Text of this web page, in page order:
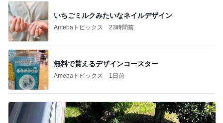
いちごミルクみたいなネイルデザイン
Amebaトピックス 23時間前
無料で貰えるデザインコースター
Amebaトピックス 1日前